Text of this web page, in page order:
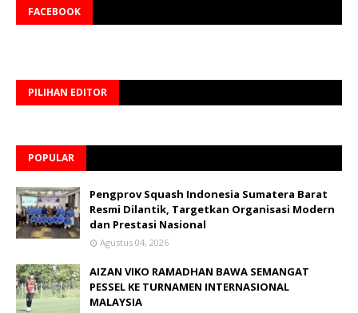
FACEBOOK
PILIHAN EDITOR
POPULAR
Pengprov Squash Indonesia Sumatera Barat
Resmi Dilantik, Targetkan Organisasi Modern
dan Prestasi Nasional
Agustus 04, 2026
AIZAN VIKO RAMADHAN BAWA SEMANGAT
PESSEL KE TURNAMEN INTERNASIONAL
MALAYSIA